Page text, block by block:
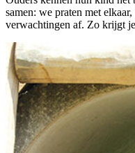
samen: we praten met
verwachtingen af. Zo krijgt